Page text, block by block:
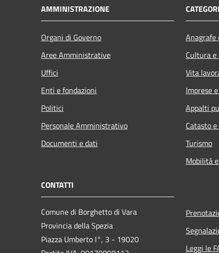
AMMINISTRAZIONE
Organi di Governo
Aree Amministrative
Uffici
Enti e fondazioni
Politici
Personale Amministrativo
Documenti e dati
Cultura
Vita
Imprese
Appalti
Catasto
Turismo
Mobilità
CONTATTI
Comune di Borghetto di Vara
Provincia della Spezia
Piazza Umberto I°, 3 - 19020
Leggi le